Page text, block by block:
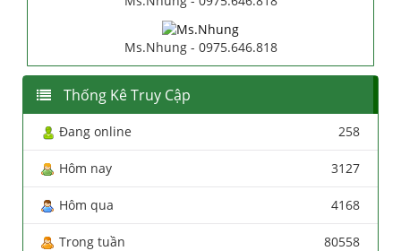
Ms.Nhung - 0975.646.818
Thống Kê Truy Cập
Đang online 258
Hôm nay 3127
Hôm qua 4168
Trong tuần 80558